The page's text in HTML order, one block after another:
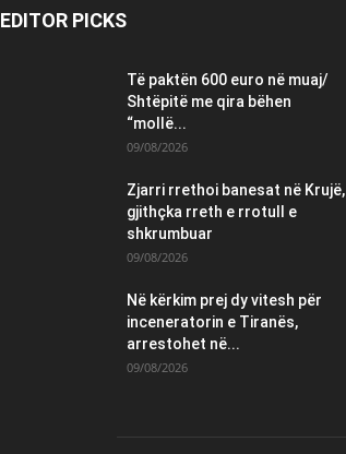
EDITOR PICKS
Të paktën 600 euro në muaj/
Shtëpitë me qira bëhen
“mollë...
09/08/2026
Zjarri rrethoi banesat në Krujë,
gjithçka rreth e rrotull e
shkrumbuar
09/08/2026
Në kërkim prej dy vitesh për
inceneratorin e Tiranës,
arrestohet në...
09/08/2026